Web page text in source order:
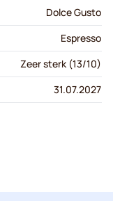
Dolce Gusto
Espresso
Zeer sterk (13/10)
31.07.2027